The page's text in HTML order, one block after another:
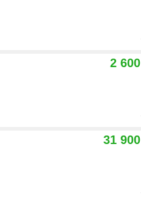
2 600
31 900